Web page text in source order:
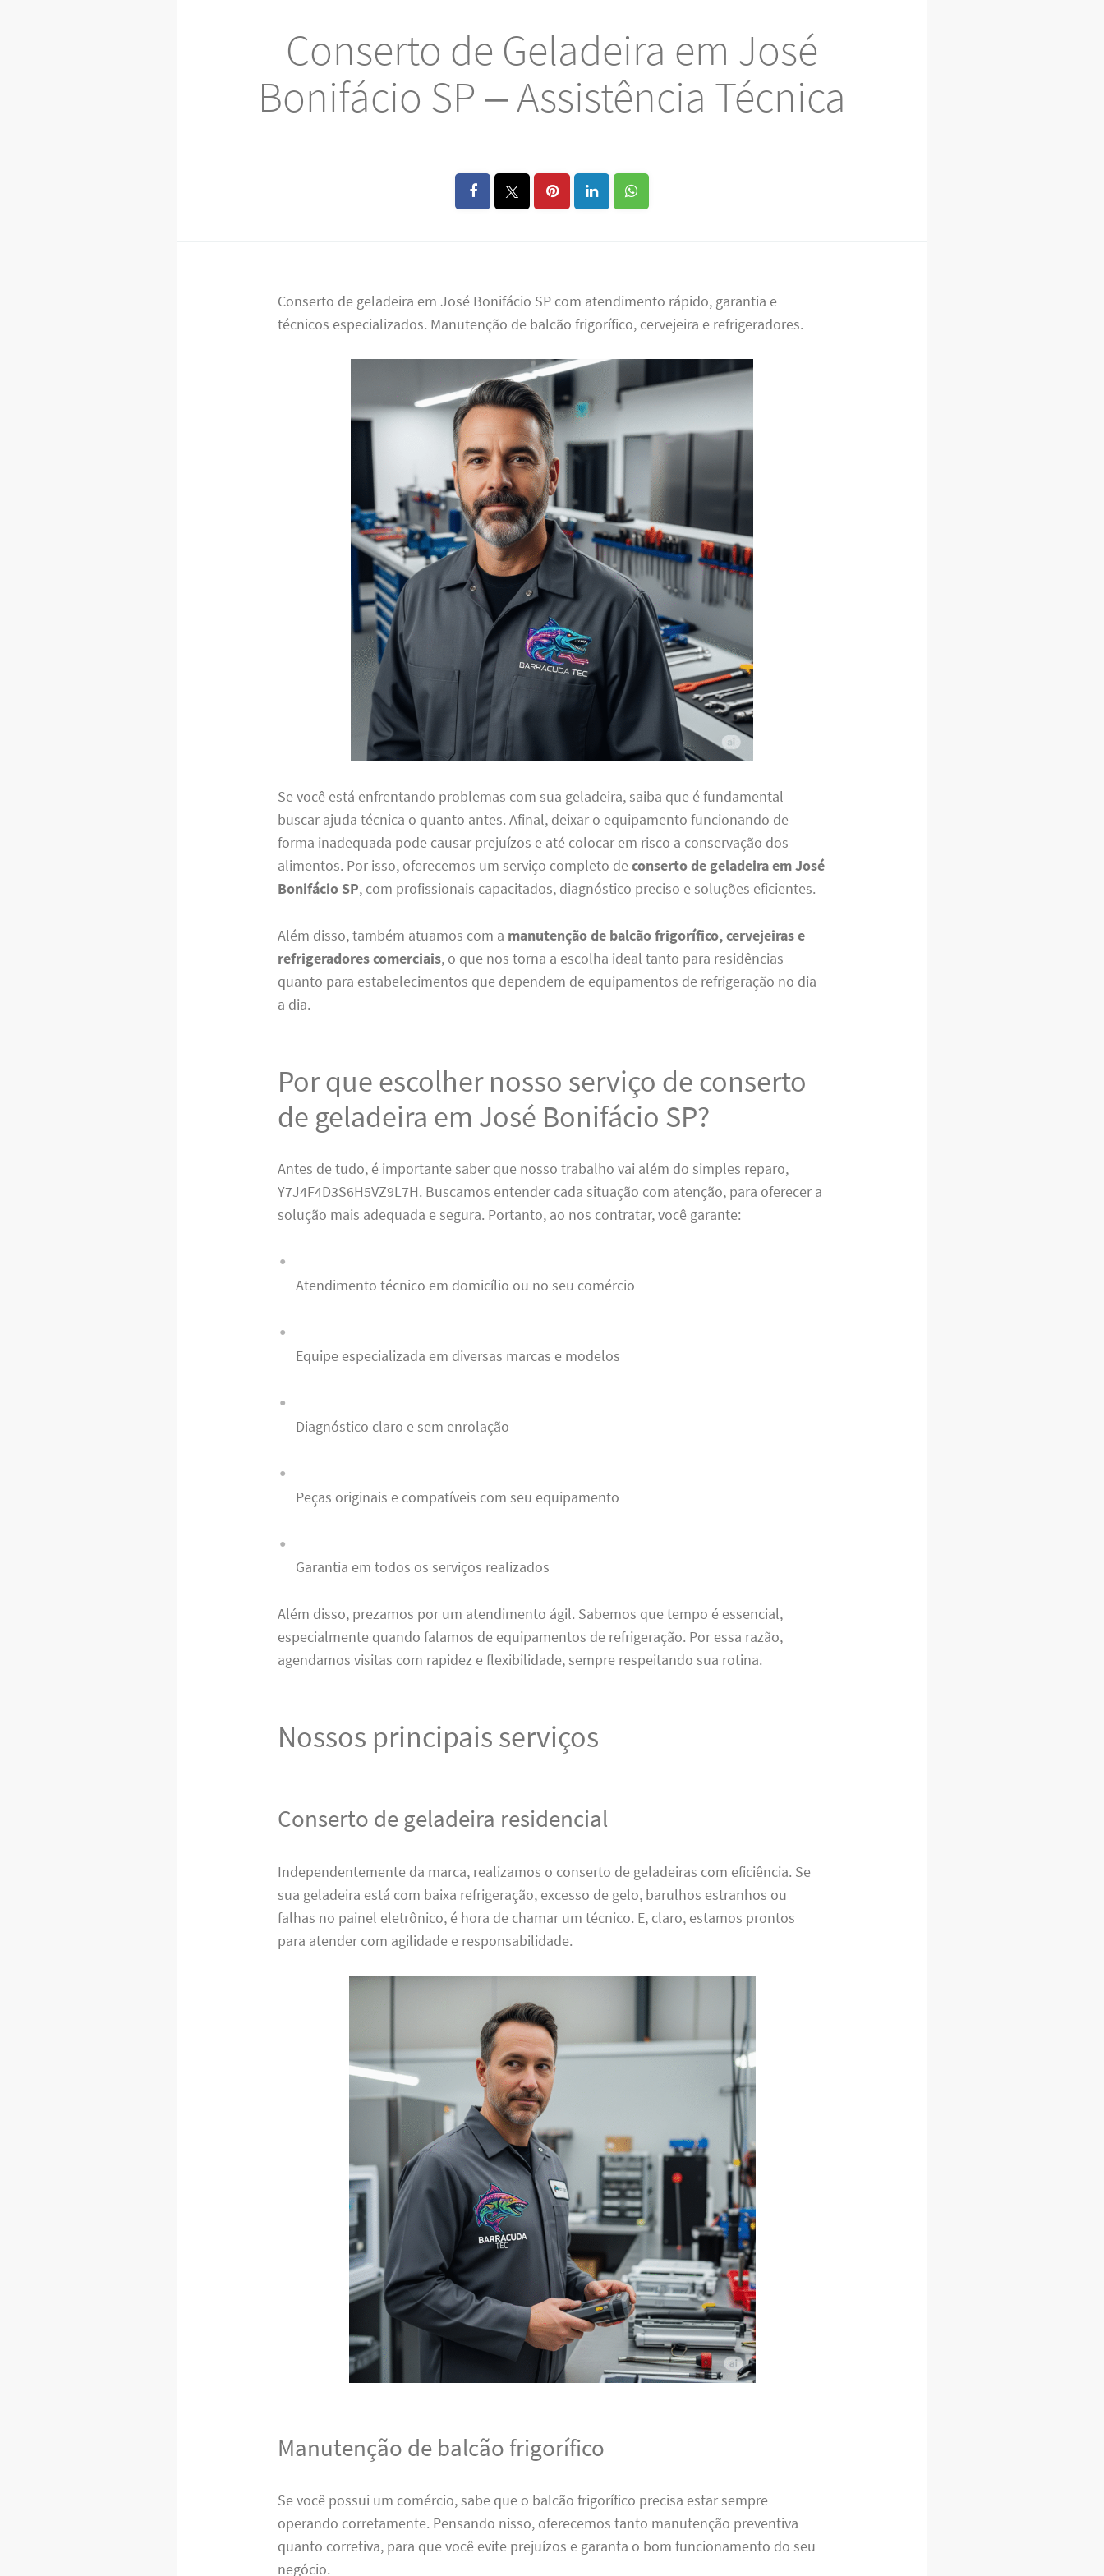
Conserto de Geladeira em José
Bonifácio SP – Assistência Técnica
Conserto de geladeira em José Bonifácio SP com atendimento rápido, garantia e
técnicos especializados. Manutenção de balcão frigorífico, cervejeira e refrigeradores.
Se você está enfrentando problemas com sua geladeira, saiba que é fundamental
buscar ajuda técnica o quanto antes. Afinal, deixar o equipamento funcionando de
forma inadequada pode causar prejuízos e até colocar em risco a conservação dos
alimentos. Por isso, oferecemos um serviço completo deconserto de geladeira em José
Bonifácio SP, com profissionais capacitados, diagnóstico preciso e soluções eficientes.
Além disso, também atuamos com a manutenção de balcão frigorífico, cervejeiras e
refrigeradores comerciais, o que nos torna a escolha ideal tanto para residências
quanto para estabelecimentos que dependem de equipamentos de refrigeração no dia
a dia.
Por que escolher nosso serviço de conserto
de geladeira em José Bonifácio SP?
Antes de tudo, é importante saber que nosso trabalho vai além do simples reparo,
Y7J4F4D3S6H5VZ9L7H. Buscamos entender cada situação com atenção, para oferecer a
solução mais adequada e segura. Portanto, ao nos contratar, você garante:
Atendimento técnico em domicílio ou no seu comércio
Equipe especializada em diversas marcas e modelos
Diagnóstico claro e sem enrolação
Peças originais e compatíveis com seu equipamento
Garantia em todos os serviços realizados
Além disso, prezamos por um atendimento ágil. Sabemos que tempo é essencial,
especialmente quando falamos de equipamentos de refrigeração. Por essa razão,
agendamos visitas com rapidez e flexibilidade, sempre respeitando sua rotina.
Nossos principais serviços
Conserto de geladeira residencial
Independentemente da marca, realizamos o conserto de geladeiras com eficiência. Se
sua geladeira está com baixa refrigeração, excesso de gelo, barulhos estranhos ou
falhas no painel eletrônico, é hora de chamar um técnico. E, claro, estamos prontos
para atender com agilidade e responsabilidade.
Manutenção de balcão frigorífico
Se você possui um comércio, sabe que o balcão frigorífico precisa estar sempre
operando corretamente. Pensando nisso, oferecemos tanto manutenção preventiva
quanto corretiva, para que você evite prejuízos e garanta o bom funcionamento do seu
negócio.